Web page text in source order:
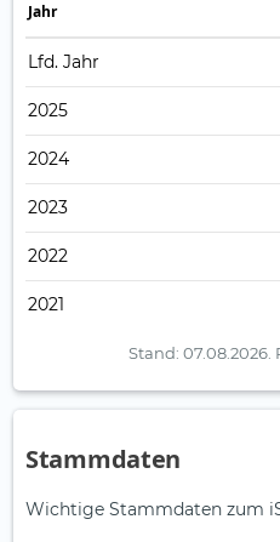
Jahr
Lfd. Jahr
2025
2024
2023
2022
2021
Stand: 07.08.2026.
Stammdaten
Wichtige Stammdaten zum